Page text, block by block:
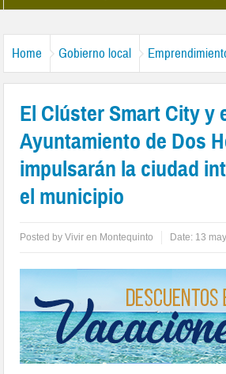
Home Gobierno local
El Clúster Smart City y
Ayuntamiento de Dos
impulsarán la ciudad
el municipio
Posted byVivir en Montequinto Date: 13